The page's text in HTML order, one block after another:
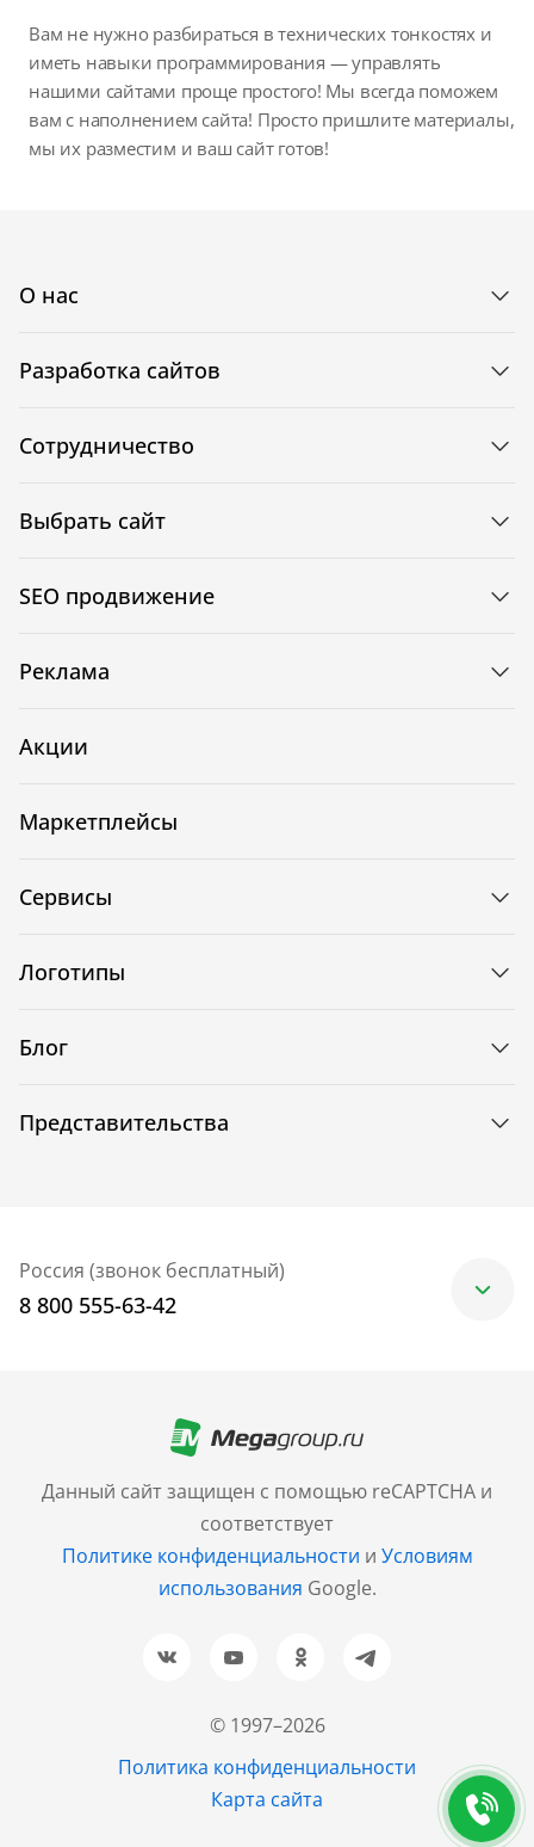
Вам не нужно разбираться в технических тонкостях и
иметь навыки программирования — управлять
нашими сайтами проще простого! Мы всегда поможем
вам с наполнением сайта! Просто пришлите материалы,
мы их разместим и ваш сайт готов!
© 1997–2026
Политика конфиденциальности
Карта сайта
Данный сайт защищен с помощью reCAPTCHA и
соответствует
Политике конфиденциальности и Условиям
использования Google.
О нас
Разработка сайтов
Сотрудничество
Выбрать сайт
SEO продвижение
Реклама
Акции
Маркетплейсы
Сервисы
Логотипы
Блог
Представительства
Россия (звонок бесплатный)
8 800 555-63-42
+7 (499) 705-30-10
Санкт-Петербург
+7 (812) 600-77-33
Барнаул
+7 (961) 999-93-93
Новосибирск
+7 (843) 202-37-37